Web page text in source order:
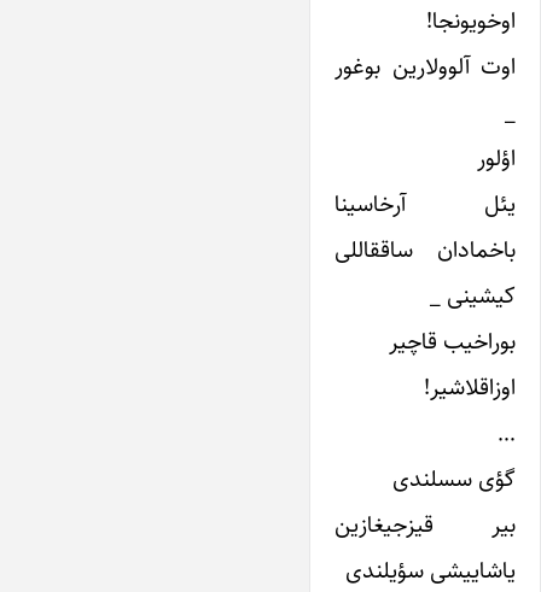
اوخویونجا!
اوت آلوولارین بوغور
_
اؤلور
یئل آرخاسینا
باخمادان ساققاللی
کیشینی _
بوراخیب قاچیر
اوزاقلاشیر!
…
گؤی سسلندی
بیر قیزجیغازین
یاشاییشی سؤیلندی